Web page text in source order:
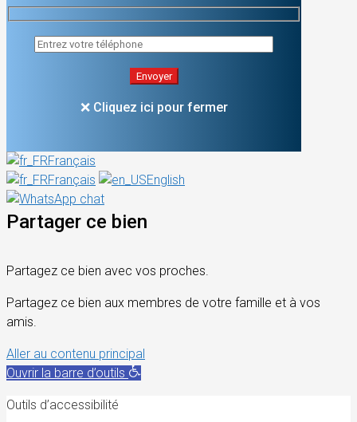
❌ Cliquez ici pour fermer
Français
Français
English
Partager ce bien
Partagez ce bien avec vos proches.
Partagez ce bien aux membres de votre famille et à vos
amis.
Aller au contenu principal
Ouvrir la barre d’outils
Outils d’accessibilité